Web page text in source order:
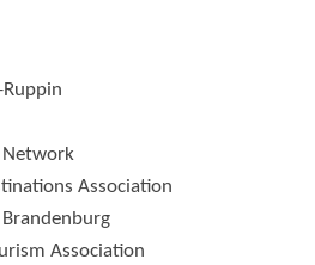
Network
Association
Association